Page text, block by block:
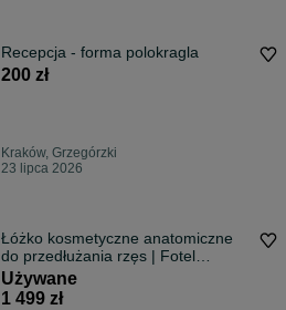
Recepcja - forma polokragla
200 zł
Kraków, Grzegórzki
23 lipca 2026
Łóżko kosmetyczne anatomiczne
do przedłużania rzęs | Fotel
kosmetyczny
Używane
1 499 zł